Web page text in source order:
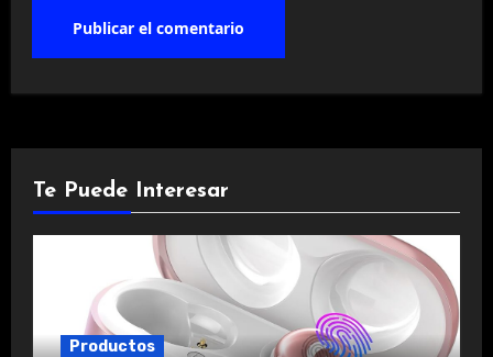
Te Puede Interesar
Productos